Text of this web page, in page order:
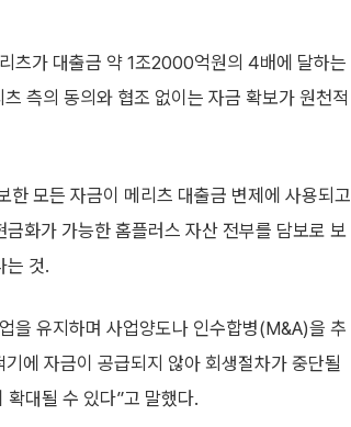
츠가 대출금 약 1조2000억원의 4배에 달하는
측의 동의와 협조 없이는 자금 확보가 원천적
모든 자금이 메리츠 대출금 변제에 사용되고
화가 가능한 홈플러스 자산 전부를 담보로 보
는 것.
을 유지하며 사업양도나 인수합병(M&A)을 추
에 자금이 공급되지 않아 회생절차가 중단될
대될 수 있다”고 말했다.